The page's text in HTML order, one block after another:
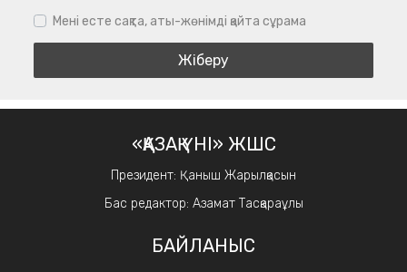
Мені есте сақта, аты-жөнімді қайта сұрама
«ҚАЗАҚ ҮНІ» ЖШС
Президент: Қаныш Жарылқасын
Бас редактор: Азамат Тасқараұлы
БАЙЛАНЫС